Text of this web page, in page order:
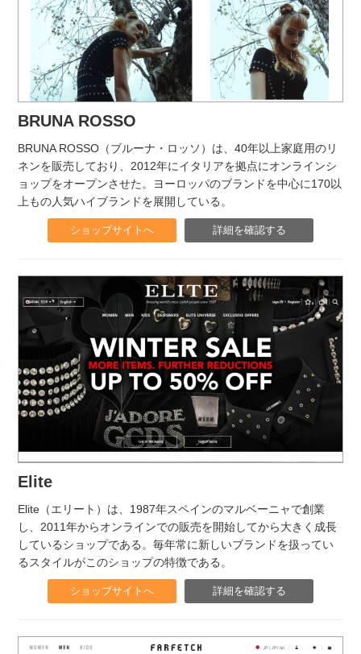
BRUNA ROSSO
BRUNA ROSSO（ブルーナ・ロッソ）は、40年以上家庭用のリ
ネンを販売しており、2012年にイタリアを拠点にオンラインシ
ョップをオープンさせた。ヨーロッパのブランドを中心に170以
上もの人気ハイブランドを展開している。
ショップサイトへ 詳細を確認する
Elite
Elite（エリート）は、1987年スペインのマルベーニャで創業
し、2011年からオンラインでの販売を開始してから大きく成長
しているショップである。毎年常に新しいブランドを扱ってい
るスタイルがこのショップの特徴である。
ショップサイトへ 詳細を確認する